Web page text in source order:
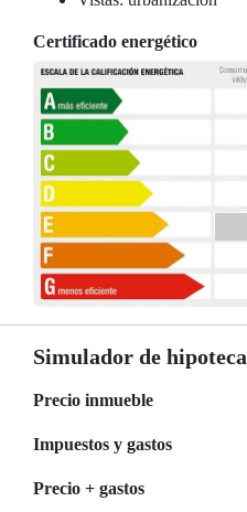
Certificado energético
Simulador de hipoteca
Precio inmueble
Impuestos y gastos
Precio + gastos